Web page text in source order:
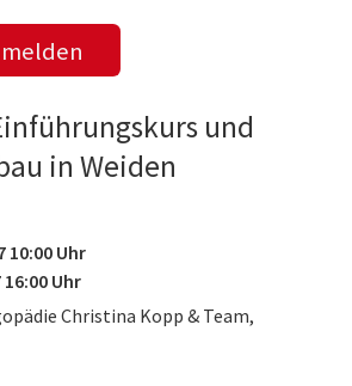
und
in Weiden
10:00 Uhr
16:00 Uhr
Christina Kopp & Team,